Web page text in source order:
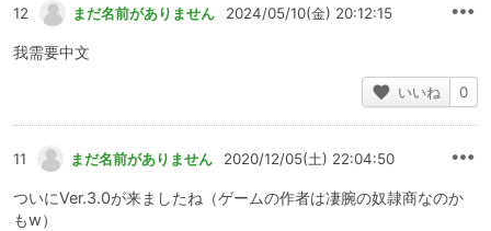
12 まだ名前がありません 2024/05/10(金) 20:12:15
我需要中文
いいね 0
11 まだ名前がありません 2020/12/05(土) 22:04:50
ついにVer.3.0が来ましたね（ゲームの作者は凄腕の奴隷商なのか
もw）